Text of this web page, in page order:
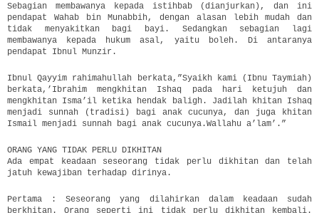
Sebagian membawanya kepada istihbab (dianjurkan), dan ini
pendapat Wahab bin Munabbih, dengan alasan lebih mudah dan
tidak menyakitkan bagi bayi. Sedangkan sebagian lagi
membawanya kepada hukum asal, yaitu boleh. Di antaranya
pendapat Ibnul Munzir.
Ibnul Qayyim rahimahullah berkata,”Syaikh kami (Ibnu Taymiah)
berkata,’Ibrahim mengkhitan Ishaq pada hari ketujuh dan
mengkhitan Isma’il ketika hendak baligh. Jadilah khitan Ishaq
menjadi sunnah (tradisi) bagi anak cucunya, dan juga khitan
Ismail menjadi sunnah bagi anak cucunya.Wallahu a’lam’.”
ORANG YANG TIDAK PERLU DIKHITAN
Ada empat keadaan seseorang tidak perlu dikhitan dan telah
jatuh kewajiban terhadap dirinya.
Pertama : Seseorang yang dilahirkan dalam keadaan sudah
berkhitan. Orang seperti ini tidak perlu dikhitan kembali.